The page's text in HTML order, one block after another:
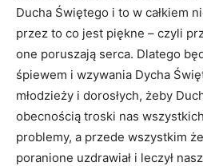
Ducha Świętego i to w całkiem
przez to co jest piękne – czyli
one poruszają serca. Dlatego
śpiewem i wzywania Dycha
młodzieży i dorosłych, żeby
obecnością troski nas
problemy, a przede wszystkim
poranione uzdrawiał i leczył